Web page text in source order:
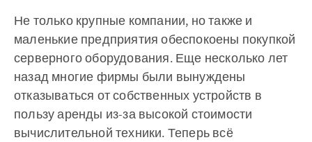
Не только крупные компании, но также и
маленькие предприятия обеспокоены покупкой
серверного оборудования. Еще несколько лет
назад многие фирмы были вынуждены
отказываться от собственных устройств в
пользу аренды из-за высокой стоимости
вычислительной техники. Теперь всё